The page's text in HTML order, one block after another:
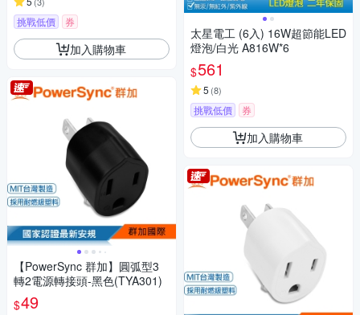
挑戰低價 券
加入購物車
【PowerSync 群加】圓弧型3
轉2電源轉接頭-黑色(TYA301)
$49
太星電工 (6入) 16W超節能LED
燈泡/白光 A816W*6
$561
5 (8)
挑戰低價 券
加入購物車